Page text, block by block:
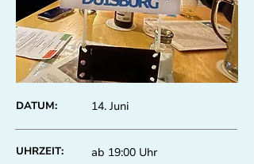
DATUM: 14. Juni
UHRZEIT: ab 19:00 Uhr